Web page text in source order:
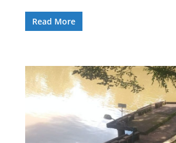
Read More